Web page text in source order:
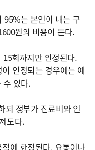
95%는 본인이 내는 구
원의 비용이 든다.
회까지만 인정된다.
인정되는 경우에는 예
수 있다.
되 정부가 진료비와 인
도다.
에 한정된다. 요통이나